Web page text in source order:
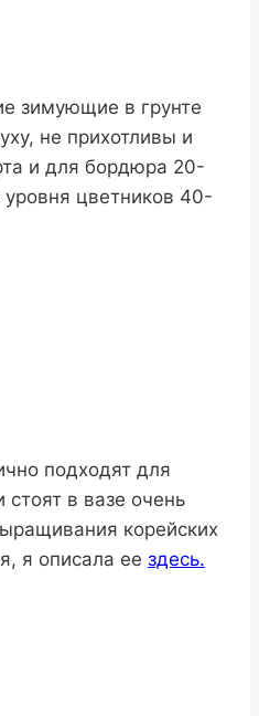
зимующие в грунте
не прихотливы и
и для бордюра 20-
цветников 40-
подходят для
стоят в вазе очень
корейских
я описала ее здесь.